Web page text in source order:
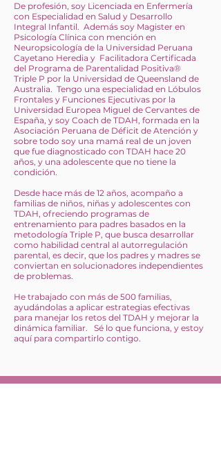
De profesión, soy Licenciada en Enfermería
con Especialidad en Salud y Desarrollo
Integral Infantil. Además soy Magister en
Psicología Clínica con mención en
Neuropsicología de la Universidad Peruana
Cayetano Heredia y Facilitadora Certificada
del Programa de Parentalidad Positiva®
Triple P por la Universidad de Queensland de
Australia. Tengo una especialidad en Lóbulos
Frontales y Funciones Ejecutivas por la
Universidad Europea Miguel de Cervantes de
España, y soy Coach de TDAH, formada en la
Asociación Peruana de Déficit de Atención y
sobre todo soy una mamá real de un joven
que fue diagnosticado con TDAH hace 20
años, y una adolescente que no tiene la
condición.
Desde hace más de 12 años, acompaño a
familias de niños, niñas y adolescentes con
TDAH, ofreciendo programas de
entrenamiento para padres basados en la
metodología Triple P, que busca desarrollar
como habilidad central al autorregulación
parental, es decir, que los padres y madres se
conviertan en solucionadores independientes
de problemas.
He trabajado con más de 500 familias,
ayudándolas a aplicar estrategias efectivas
para manejar los retos del TDAH y mejorar la
dinámica familiar. Sé lo que funciona, y estoy
aquí para compartirlo contigo.